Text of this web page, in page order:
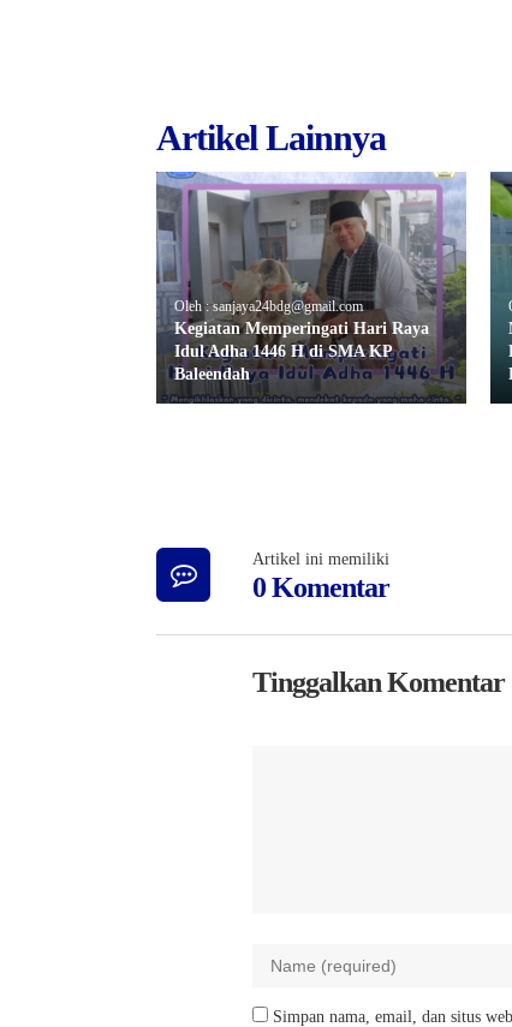
Artikel Lainnya
Oleh : sanjaya24bdg@gmail.com
Kegiatan Memperingati Hari Raya
Idul Adha 1446 H di SMA KP
Baleendah
Artikel ini memiliki
0 Komentar
Tinggalkan Komentar
Simpan nama, email, dan situs